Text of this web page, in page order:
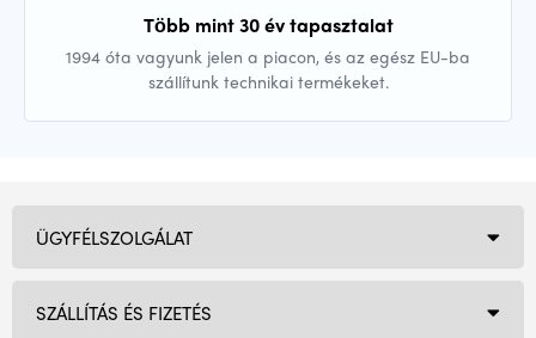
Több mint 30 év tapasztalat
1994 óta vagyunk jelen a piacon, és az egész EU-ba
szállítunk technikai termékeket.
ÜGYFÉLSZOLGÁLAT
SZÁLLÍTÁS ÉS FIZETÉS